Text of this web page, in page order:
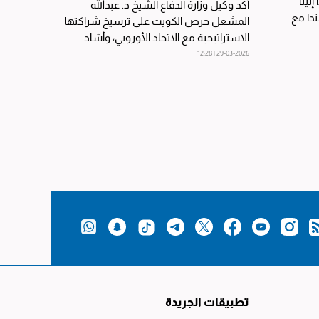
مع
أكد وكيل وزارة الدفاع الشيخ د. عبدالله
المشعل حرص الكويت على ترسيخ شراكتها
الاستراتيجية مع الاتحاد الأوروبي، وأشاد
بمستوى التعاون...
29-03-2026 | 12:28
تطبيقات الجريدة